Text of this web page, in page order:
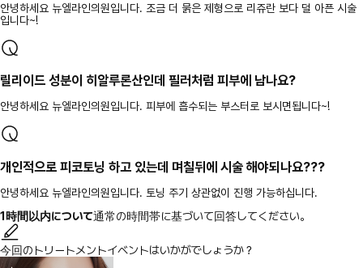
안녕하세요 뉴엘라인의원입니다. 조금 더 묽은 제형으로 리쥬란 보다 덜 아픈 시술
입니다~!
릴리이드 성분이 히알루론산인데 필러처럼 피부에 남나요?
안녕하세요 뉴엘라인의원입니다. 피부에 흡수되는 부스터로 보시면됩니다~!
개인적으로 피코토닝 하고 있는데 며칠뒤에 시술 해야되나요???
안녕하세요 뉴엘라인의원입니다. 토닝 주기 상관없이 진행 가능하십니다.
1時間以内について通常の時間帯に基づいて回答してください。
今回のトリートメントイベントはいかがでしょうか？